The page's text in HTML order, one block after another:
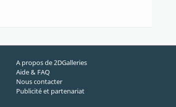
A propos de 2DGalleries
Aide & FAQ
Nous contacter
Publicité et partenariat